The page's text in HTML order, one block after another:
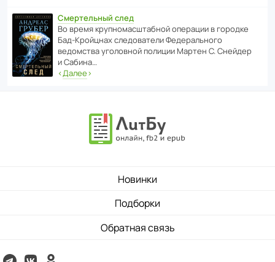
Смертельный след
Во время круп­но­мас­ш­та­бной операции в городке
Бад‑Крой­цнах следо­ва­тели Феде­раль­ного
ведомства уголо­вной полиции Мартен С. Снейдер
и Сабина…
‹Далее›
Новинки
Подборки
Обратная связь